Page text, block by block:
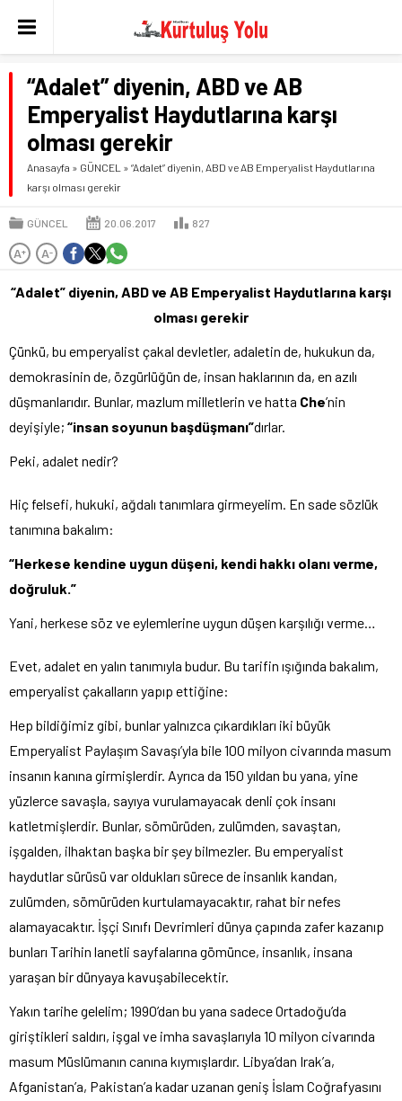
“Adalet” diyenin, ABD ve AB
Emperyalist Haydutlarına karşı
olması gerekir
Anasayfa » GÜNCEL » “Adalet” diyenin, ABD ve AB Emperyalist Haydutlarına
karşı olması gerekir
GÜNCEL 20.06.2017 827
A+ A-
“Adalet” diyenin, ABD ve AB Emperyalist Haydutlarına karşı
olması gerekir
Çünkü, bu emperyalist çakal devletler, adaletin de, hukukun da,
demokrasinin de, özgürlüğün de, insan haklarının da, en azılı
düşmanlarıdır. Bunlar, mazlum milletlerin ve hatta Che’nin
deyişiyle; “insan soyunun başdüşmanı”dırlar.
Peki, adalet nedir?
Hiç felsefi, hukuki, ağdalı tanımlara girmeyelim. En sade sözlük
tanımına bakalım:
“Herkese kendine uygun düşeni, kendi hakkı olanı verme,
doğruluk.”
Yani, herkese söz ve eylemlerine uygun düşen karşılığı verme…
Evet, adalet en yalın tanımıyla budur. Bu tarifin ışığında bakalım,
emperyalist çakalların yapıp ettiğine:
Hep bildiğimiz gibi, bunlar yalnızca çıkardıkları iki büyük
Emperyalist Paylaşım Savaşı’yla bile 100 milyon civarında masum
insanın kanına girmişlerdir. Ayrıca da 150 yıldan bu yana, yine
yüzlerce savaşla, sayıya vurulamayacak denli çok insanı
katletmişlerdir. Bunlar, sömürüden, zulümden, savaştan,
işgalden, ilhaktan başka bir şey bilmezler. Bu emperyalist
haydutlar sürüsü var oldukları sürece de insanlık kandan,
zulümden, sömürüden kurtulamayacaktır, rahat bir nefes
alamayacaktır. İşçi Sınıfı Devrimleri dünya çapında zafer kazanıp
bunları Tarihin lanetli sayfalarına gömünce, insanlık, insana
yaraşan bir dünyaya kavuşabilecektir.
Yakın tarihe gelelim; 1990’dan bu yana sadece Ortadoğu’da
giriştikleri saldırı, işgal ve imha savaşlarıyla 10 milyon civarında
masum Müslümanın canına kıymışlardır. Libya’dan Irak’a,
Afganistan’a, Pakistan’a kadar uzanan geniş İslam Coğrafyasını